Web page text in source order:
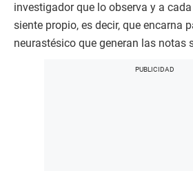
investigador que lo observa y a
siente propio, es decir, que encarna
neurastésico que generan las notas